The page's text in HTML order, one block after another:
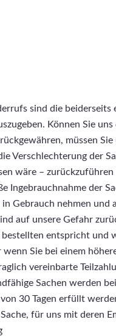
sind die
Können Sie
müssen
Verschlechterung der
wäre –
Ingebrauchnahme der
Gebrauch nehmen
auf unsere Gefahr
entspricht und
Sie bei einem
vereinbarte
Sachen werden
30 Tagen erfüllt
für uns mit deren